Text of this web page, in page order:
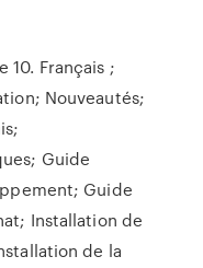
10. Français ;
Nouveautés;
Guide
Guide
Installation de
de la